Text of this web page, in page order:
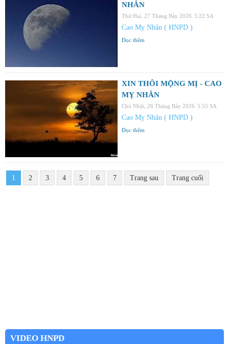
NHÂN
Thứ Hai, 27 Tháng Bảy 2026 5:22 SA
Cao Mỵ Nhân ( HNPD )
Đọc thêm
XIN THÔI MỘNG MỊ - CAO
MỴ NHÂN
Chủ Nhật, 26 Tháng Bảy 2026 5:55 SA
Cao Mỵ Nhân ( HNPD )
Đọc thêm
1 2 3 4 5 6 7 Trang sau Trang cuối
VIDEO HNPD